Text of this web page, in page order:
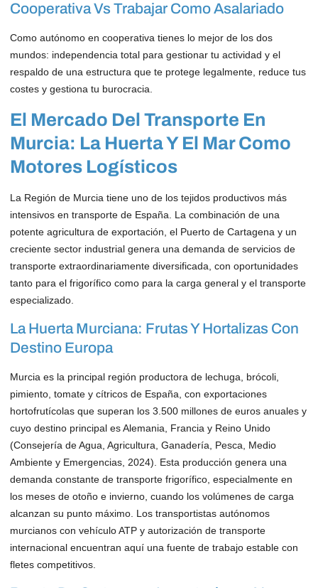
Cooperativa Vs Trabajar Como Asalariado
Como autónomo en cooperativa tienes lo mejor de los dos
mundos: independencia total para gestionar tu actividad y el
respaldo de una estructura que te protege legalmente, reduce tus
costes y gestiona tu burocracia.
El Mercado Del Transporte En
Murcia: La Huerta Y El Mar Como
Motores Logísticos
La Región de Murcia tiene uno de los tejidos productivos más
intensivos en transporte de España. La combinación de una
potente agricultura de exportación, el Puerto de Cartagena y un
creciente sector industrial genera una demanda de servicios de
transporte extraordinariamente diversificada, con oportunidades
tanto para el frigorífico como para la carga general y el transporte
especializado.
La Huerta Murciana: Frutas Y Hortalizas Con
Destino Europa
Murcia es la principal región productora de lechuga, brócoli,
pimiento, tomate y cítricos de España, con exportaciones
hortofrutícolas que superan los 3.500 millones de euros anuales y
cuyo destino principal es Alemania, Francia y Reino Unido
(Consejería de Agua, Agricultura, Ganadería, Pesca, Medio
Ambiente y Emergencias, 2024). Esta producción genera una
demanda constante de transporte frigorífico, especialmente en
los meses de otoño e invierno, cuando los volúmenes de carga
alcanzan su punto máximo. Los transportistas autónomos
murcianos con vehículo ATP y autorización de transporte
internacional encuentran aquí una fuente de trabajo estable con
fletes competitivos.